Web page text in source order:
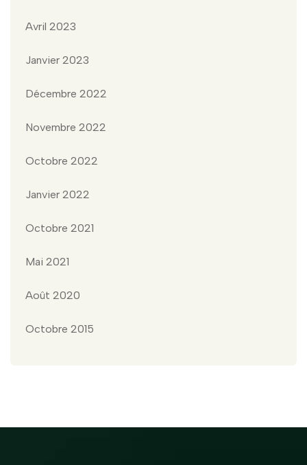
Avril 2023
Janvier 2023
Décembre 2022
Novembre 2022
Octobre 2022
Janvier 2022
Octobre 2021
Mai 2021
Août 2020
Octobre 2015